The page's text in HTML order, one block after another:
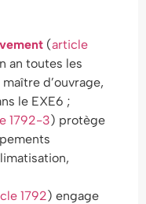
(article
an toutes les
d’ouvrage,
le EXE6 ;
1792-3) protège
1792) engage